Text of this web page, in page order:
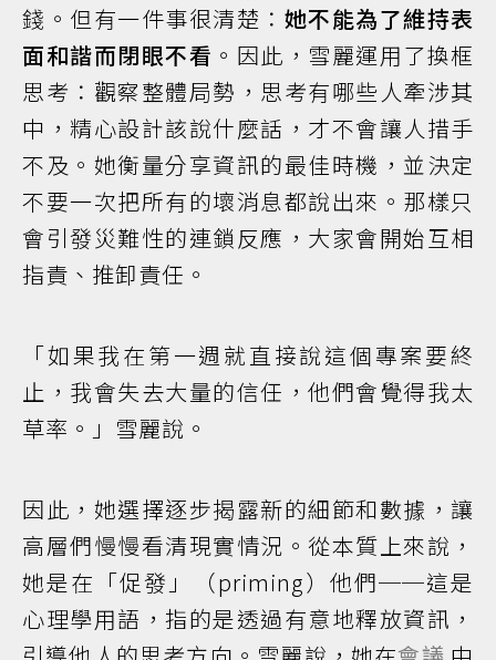
錢。但有一件事很清楚： 她不能為了維持表
面和諧而閉眼不看 。因此，雪麗運用了換框
思考：觀察整體局勢，思考有哪些人牽涉其
中，精心設計該說什麼話，才不會讓人措手
不及。她衡量分享資訊的最佳時機，並決定
不要一次把所有的壞消息都說出來。那樣只
會引發災難性的連鎖反應，大家會開始互相
指責、推卸責任。
「如果我在第一週就直接說這個專案要終
止，我會失去大量的信任，他們會覺得我太
草率。」雪麗說。
因此，她選擇逐步揭露新的細節和數據，讓
高層們慢慢看清現實情況。從本質上來說，
她是在「促發」（priming）他們──這是
心理學用語，指的是透過有意地釋放資訊，